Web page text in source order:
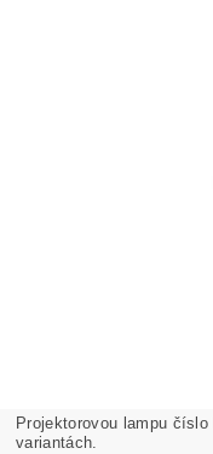
Projektorovou lampu číslo
variantách.